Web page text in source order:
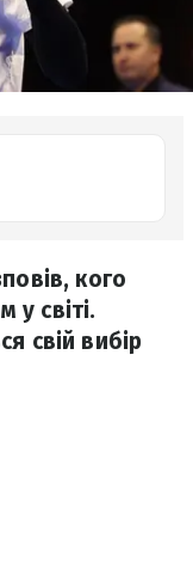
кого
світі.
свій вибір